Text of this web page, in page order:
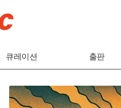
큐레이션 출판